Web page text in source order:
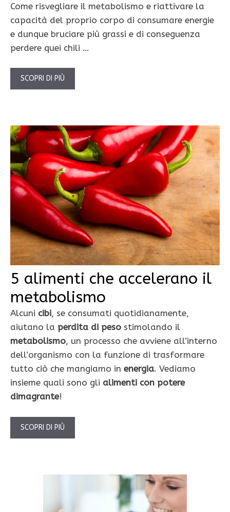
Come risvegliare il metabolismo e riattivare la
capacità del proprio corpo di consumare energie
e dunque bruciare più grassi e di conseguenza
perdere quei chili …
SCOPRI DI PIÙ
5 alimenti che accelerano il
metabolismo
Alcuni cibi, se consumati quotidianamente,
aiutano la perdita di peso stimolando il
metabolismo, un processo che avviene all’interno
dell’organismo con la funzione di trasformare
tutto ciò che mangiamo in energia. Vediamo
insieme quali sono gli alimenti con potere
dimagrante!
SCOPRI DI PIÙ